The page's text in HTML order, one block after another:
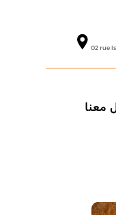
02 rue
معنا